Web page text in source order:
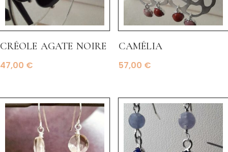
créole agate noire
47,00 €
camélia
57,00 €